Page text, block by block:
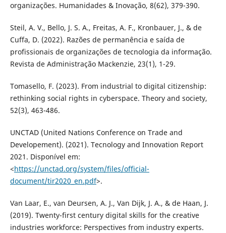
organizações. Humanidades & Inovação, 8(62), 379-390.
Steil, A. V., Bello, J. S. A., Freitas, A. F., Kronbauer, J., & de
Cuffa, D. (2022). Razões de permanência e saída de
profissionais de organizações de tecnologia da informação.
Revista de Administração Mackenzie, 23(1), 1-29.
Tomasello, F. (2023). From industrial to digital citizenship:
rethinking social rights in cyberspace. Theory and society,
52(3), 463-486.
UNCTAD (United Nations Conference on Trade and
Developement). (2021). Tecnology and Innovation Report
2021. Disponível em:
<https://unctad.org/system/files/official-
document/tir2020_en.pdf>.
Van Laar, E., van Deursen, A. J., Van Dijk, J. A., & de Haan, J.
(2019). Twenty-first century digital skills for the creative
industries workforce: Perspectives from industry experts.